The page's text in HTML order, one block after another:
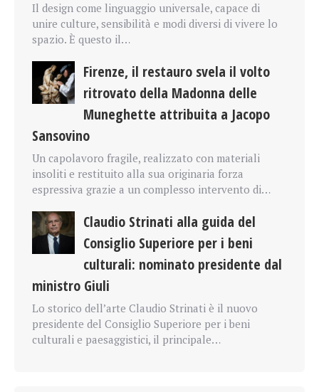
Il design come linguaggio universale, capace di
unire culture, sensibilità e modi diversi di vivere lo
spazio. È questo il…
Firenze, il restauro svela il volto
ritrovato della Madonna delle
Muneghette attribuita a Jacopo
Sansovino
Un capolavoro fragile, realizzato con materiali
insoliti e restituito alla sua originaria forza
espressiva grazie a un complesso intervento di…
Claudio Strinati alla guida del
Consiglio Superiore per i beni
culturali: nominato presidente dal
ministro Giuli
Lo storico dell’arte Claudio Strinati è il nuovo
presidente del Consiglio Superiore per i beni
culturali e paesaggistici, il principale…